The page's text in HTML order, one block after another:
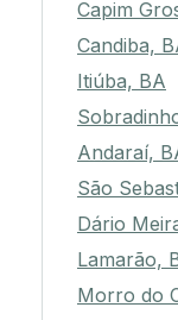
Capim
Candiba,
Itiúba, BA
Andaraí,
São
Dário
Lamarão,
Morro do